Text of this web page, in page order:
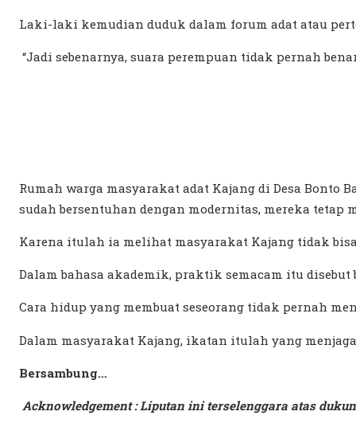
Laki-laki kemudian duduk dalam forum adat atau
“Jadi sebenarnya, suara perempuan tidak pernah
Rumah warga masyarakat adat Kajang di Desa
sudah bersentuhan dengan modernitas, mereka
Karena itulah ia melihat masyarakat Kajang tidak
Dalam bahasa akademik, praktik semacam itu
Cara hidup yang membuat seseorang tidak pernah
Dalam masyarakat Kajang, ikatan itulah yang
Bersambung…
Acknowledgement : Liputan ini terselenggara atas